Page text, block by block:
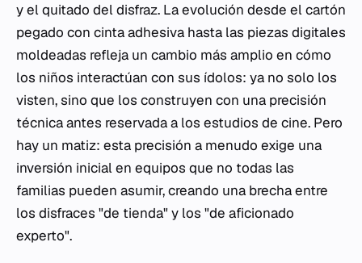
y el quitado del disfraz. La evolución desde el cartón
pegado con cinta adhesiva hasta las piezas digitales
moldeadas refleja un cambio más amplio en cómo
los niños interactúan con sus ídolos: ya no solo los
visten, sino que los construyen con una precisión
técnica antes reservada a los estudios de cine. Pero
hay un matiz: esta precisión a menudo exige una
inversión inicial en equipos que no todas las
familias pueden asumir, creando una brecha entre
los disfraces "de tienda" y los "de aficionado
experto".